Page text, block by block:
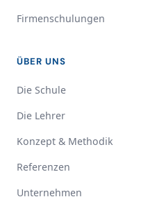
Firmenschulungen
ÜBER UNS
Die Schule
Die Lehrer
Konzept & Methodik
Referenzen
Unternehmen